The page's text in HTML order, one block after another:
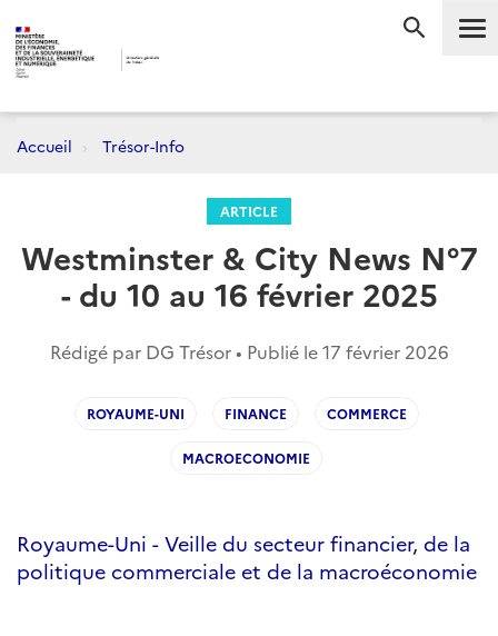
Accueil Trésor-Info
ARTICLE
Westminster & City News N°7
- du 10 au 16 février 2025
Rédigé par DG Trésor • Publié le17 février 2026
ROYAUME-UNI FINANCE COMMERCE
MACROECONOMIE
Royaume-Uni - Veille du secteur financier, de la
politique commerciale et de la macroéconomie